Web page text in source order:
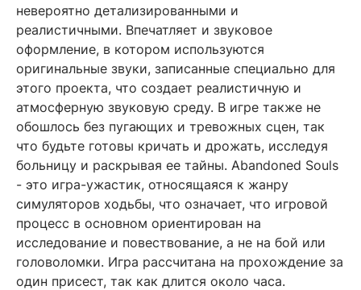
невероятно детализированными и
реалистичными. Впечатляет и звуковое
оформление, в котором используются
оригинальные звуки, записанные специально для
этого проекта, что создает реалистичную и
атмосферную звуковую среду. В игре также не
обошлось без пугающих и тревожных сцен, так
что будьте готовы кричать и дрожать, исследуя
больницу и раскрывая ее тайны. Abandoned Souls
- это игра-ужастик, относящаяся к жанру
симуляторов ходьбы, что означает, что игровой
процесс в основном ориентирован на
исследование и повествование, а не на бой или
головоломки. Игра рассчитана на прохождение за
один присест, так как длится около часа.